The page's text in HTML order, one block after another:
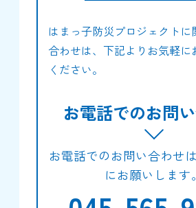
はまっ子防災プロジェクトに
合わせは、下記よりお気軽に
ください。
お電話でのお問
お電話でのお問い合わせ
にお願いします。